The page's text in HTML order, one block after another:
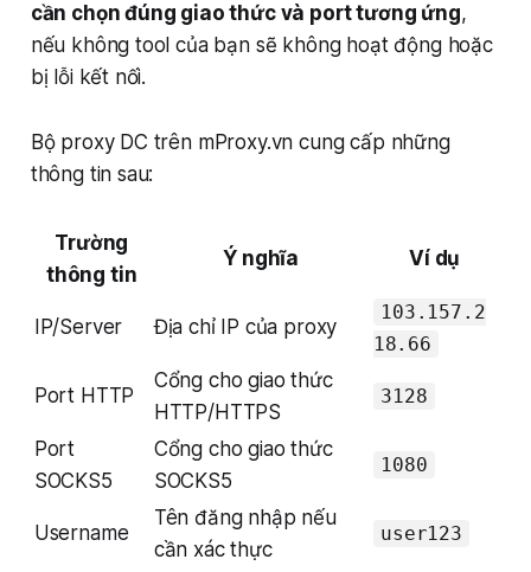
cần chọn đúng giao thức và port tương ứng,
nếu không tool của bạn sẽ không hoạt động hoặc
bị lỗi kết nối.
Bộ proxy DC trên mProxy.vn cung cấp những
thông tin sau:
Trường
thông tin
Ý nghĩa Ví dụ
IP/Server Địa chỉ IP của proxy
103.157.2
18.66
Port HTTP
Cổng cho giao thức
HTTP/HTTPS
3128
Port
SOCKS5
Cổng cho giao thức
SOCKS5
1080
Username
Tên đăng nhập nếu
cần xác thực
user123